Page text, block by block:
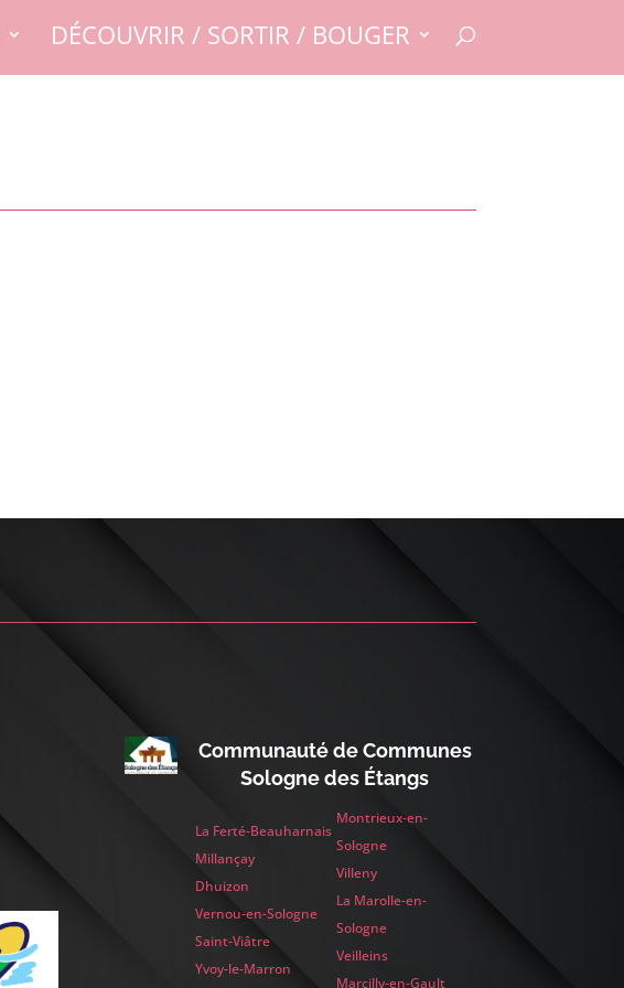
DÉCOUVRIR / SORTIR / BOUGER
Communauté de Communes
Sologne des Étangs
La Ferté-Beauharnais
Millançay
Dhuizon
Vernou-en-Sologne
Saint-Viâtre
Yvoy-le-Marron
Montrieux-en-
Sologne
Villeny
La Marolle-en-
Sologne
Veilleins
Marcilly-en-Gault